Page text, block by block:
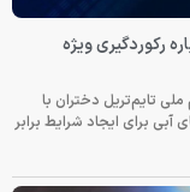
رکوردگیری ویژه
تایم‌تریل دختران با
برای ایجاد شرایط برابر